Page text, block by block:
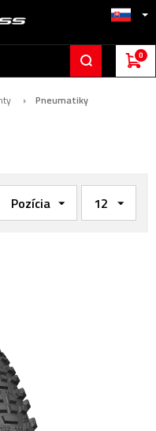
0
Pneumatiky